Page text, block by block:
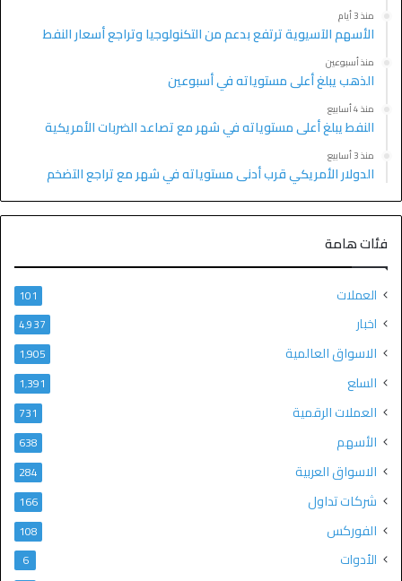
منذ 3 أيام
الأسهم الآسيوية ترتفع بدعم من التكنولوجيا وتراجع أسعار النفط
منذ أسبوعين
الذهب يبلغ أعلى مستوياته في أسبوعين
منذ 4 أسابيع
النفط يبلغ أعلى مستوياته في شهر مع تصاعد الضربات الأمريكية
منذ 3 أسابيع
الدولار الأمريكي قرب أدنى مستوياته في شهر مع تراجع التضخم
فئات هامة
العملات 101
اخبار 4٬937
الاسواق العالمية 1٬905
السلع 1٬391
العملات الرقمية 731
الأسهم 638
الاسواق العربية 284
شركات تداول 166
الفوركس 108
الأدوات 6